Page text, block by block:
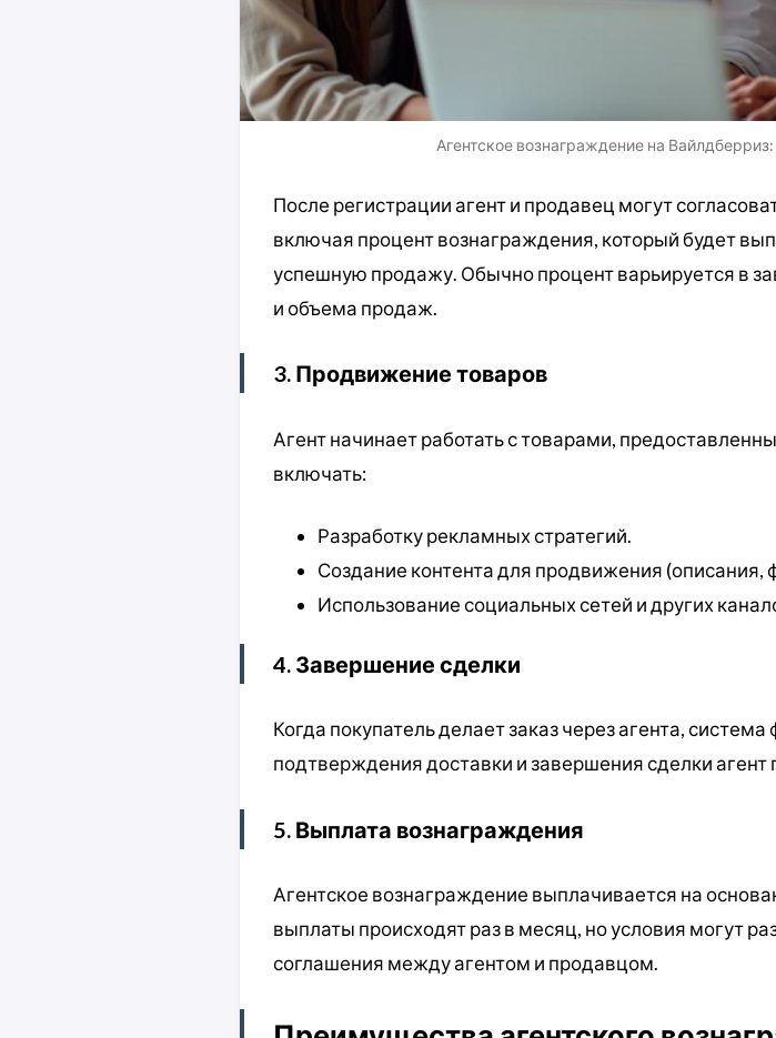
Агентское вознаграждение на Вайлдберриз:
После регистрации агент и продавец могут
включая процент вознаграждения, который будет
успешную продажу. Обычно процент варьируется в
и объема продаж.
3. Продвижение товаров
Агент начинает работать с товарами,
включать:
Разработку рекламных стратегий.
Создание контента для продвижения (описания,
Использование социальных сетей и других
4. Завершение сделки
Когда покупатель делает заказ через агента,
подтверждения доставки и завершения сделки агент
5. Выплата вознаграждения
Агентское вознаграждение выплачивается на
выплаты происходят раз в месяц, но условия могут
соглашения между агентом и продавцом.